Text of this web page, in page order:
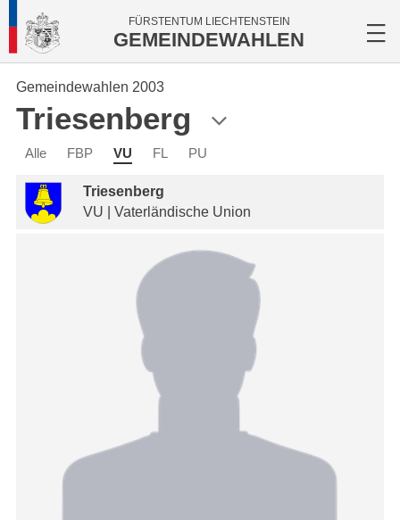
FÜRSTENTUM LIECHTENSTEIN
GEMEINDEWAHLEN
Gemeindewahlen 2003
Triesenberg
Alle FBP VU FL PU
Triesenberg
VU | Vaterländische Union